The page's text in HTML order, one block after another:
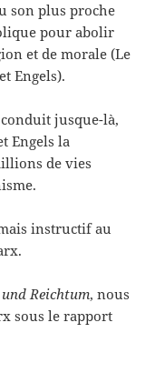
son plus proche
pour abolir
et de morale (Le
Engels).
jusque-là,
Engels la
de vies
instructif au
und Reichtum, nous
sous le rapport